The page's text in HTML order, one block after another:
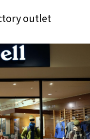
outlet